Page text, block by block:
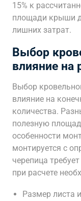
15% к
площади крыши
лишних затрат.
Выбор
влияние на
Выбор
влияние на
количества.
полезную
особенности
монтируется с
черепица
при расчете
Размер листа